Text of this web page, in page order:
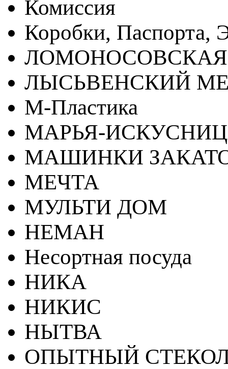
Комиссия
Коробки, Паспорта,
ЛЫСЬВЕНСКИЙ
М-Пластика
МАРЬЯ-
МАШИНКИ
МЕЧТА
МУЛЬТИ ДОМ
НЕМАН
Несортная посуда
НИКА
НИКИС
НЫТВА
ОПЫТНЫЙ